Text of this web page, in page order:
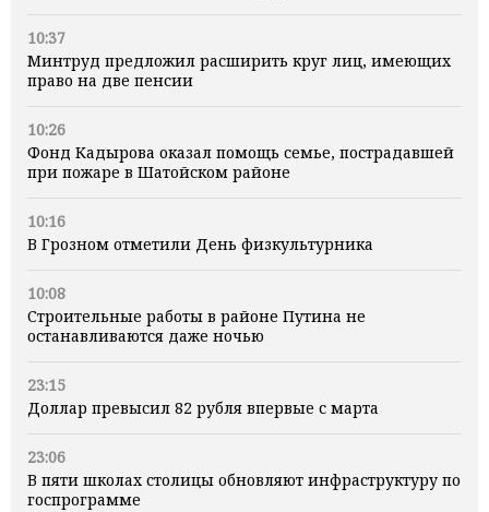
10:37
Минтруд предложил расширить круг лиц, имеющих
право на две пенсии
10:26
Фонд Кадырова оказал помощь семье, пострадавшей
при пожаре в Шатойском районе
10:16
В Грозном отметили День физкультурника
10:08
Строительные работы в районе Путина не
останавливаются даже ночью
23:15
Доллар превысил 82 рубля впервые с марта
23:06
В пяти школах столицы обновляют инфраструктуру по
госпрограмме